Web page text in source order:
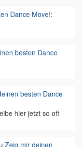
Dance Move!:
besten Dance
besten Dance
hier jetzt so oft
Zeig mir deinen